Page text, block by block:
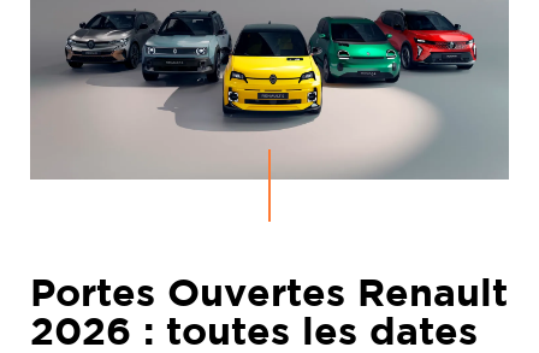
Portes Ouvertes Renault
2026 : toutes les dates